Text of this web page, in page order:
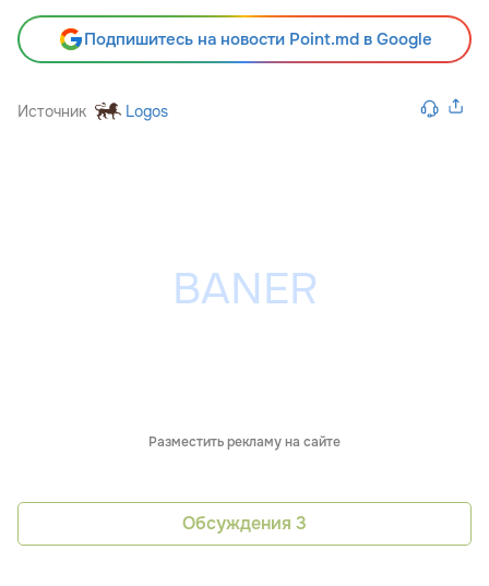
Подпишитесь на новости Point.md в Google
Источник Logos
Разместить рекламу на сайте
Обсуждения 3